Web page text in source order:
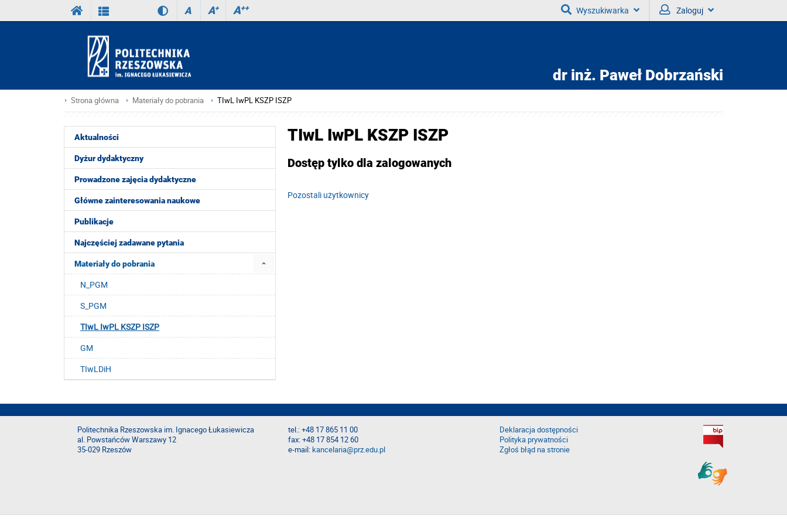
A A+ A++ Wyszukiwarka Zaloguj
dr inż. Paweł Dobrzański
Strona główna Materiały do pobrania TIwL IwPL KSZP ISZP
Aktualności
Dyżur dydaktyczny
Prowadzone zajęcia dydaktyczne
Główne zainteresowania naukowe
Publikacje
Najczęściej zadawane pytania
Materiały do pobrania
N_PGM
S_PGM
TIwL IwPL KSZP ISZP
GM
TIwLDiH
TIwL IwPL KSZP ISZP
Dostęp tylko dla zalogowanych
Pozostali użytkownicy
Politechnika Rzeszowska im. Ignacego Łukasiewicza
al. Powstańców Warszawy 12
35-029 Rzeszów
tel.: +48 17 865 11 00
fax: +48 17 854 12 60
e-mail:kancelaria@prz.edu.pl
Deklaracja dostępności
Polityka prywatności
Zgłoś błąd na stronie